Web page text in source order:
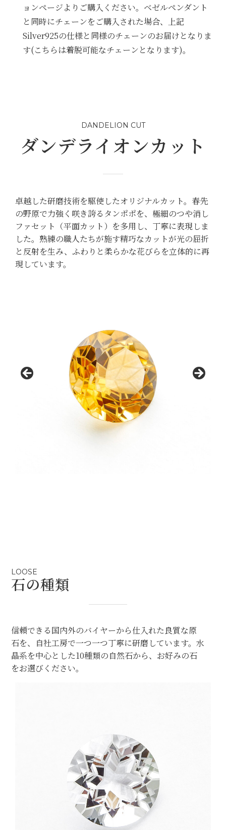
ョンページよりご購入ください。ベゼルペンダント
と同時にチェーンをご購入された場合、上記
Silver925の仕様と同様のチェーンのお届けとなりま
す(こちらは着脱可能なチェーンとなります)。
DANDELION CUT
ダンデライオンカット
卓越した研磨技術を駆使したオリジナルカット。春先
の野原で力強く咲き誇るタンポポを、極細のつや消し
ファセット（平面カット）を多用し、丁寧に表現しま
した。熟練の職人たちが施す精巧なカットが光の屈折
と反射を生み、ふわりと柔らかな花びらを立体的に再
現しています。
LOOSE
石の種類
信頼できる国内外のバイヤーから仕入れた良質な原
石を、自社工房で一つ一つ丁寧に研磨しています。水
晶系を中心とした10種類の自然石から、お好みの石
をお選びください。